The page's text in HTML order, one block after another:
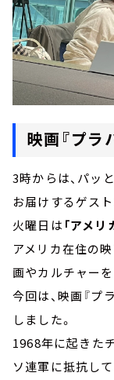
映画『プ
3時からは、パッ
お届けするゲスト
火曜日は 「アメリ
アメリカ在住の
画やカルチャー
今回は、映画『
しました。
1968年に起きた
ソ連軍に抵抗し